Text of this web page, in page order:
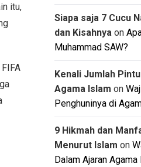
itu,
Siapa saja 7 Cucu
dan Kisahnya on
Muhammad SAW?
Kenali Jumlah
Agama Islam on
Penghuninya di
9 Hikmah dan
Menurut Islam on
Dalam Ajaran